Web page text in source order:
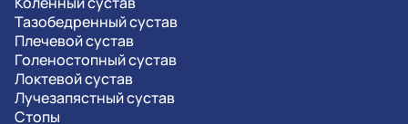
Тазобедренный сустав
Плечевой сустав
Голеностопный сустав
Локтевой сустав
Лучезапястный сустав
Стопы